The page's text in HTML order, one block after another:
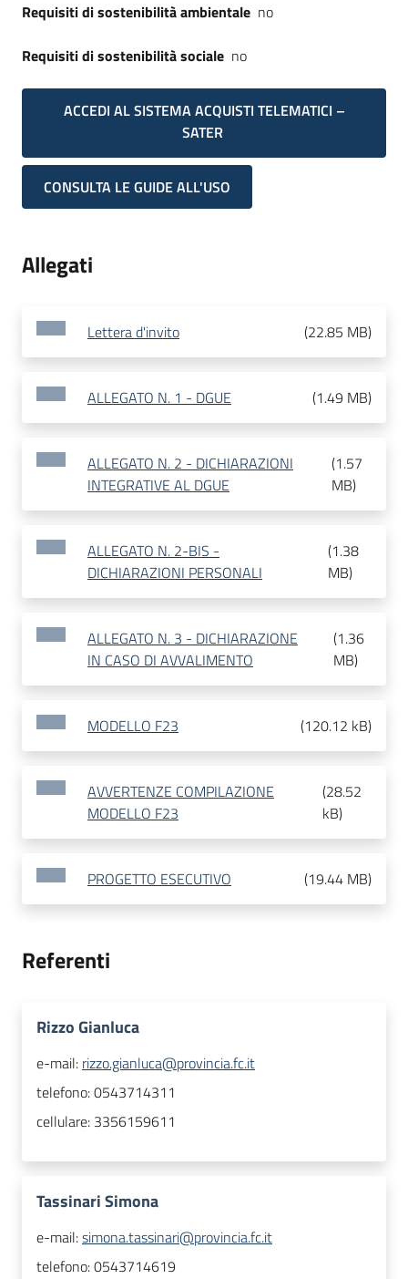
Requisiti di sostenibilità ambientale no
Requisiti di sostenibilità sociale no
ACCEDI AL SISTEMA ACQUISTI TELEMATICI –
SATER
CONSULTA LE GUIDE ALL'USO
Allegati
Lettera d'invito (22.85 MB)
ALLEGATO N. 1 - DGUE (1.49 MB)
ALLEGATO N. 2 - DICHIARAZIONI
INTEGRATIVE AL DGUE
(1.57
MB)
ALLEGATO N. 2-BIS -
DICHIARAZIONI PERSONALI
(1.38
MB)
ALLEGATO N. 3 - DICHIARAZIONE
IN CASO DI AVVALIMENTO
(1.36
MB)
MODELLO F23 (120.12 kB)
AVVERTENZE COMPILAZIONE
MODELLO F23
(28.52
kB)
PROGETTO ESECUTIVO (19.44 MB)
Referenti
Rizzo Gianluca
e-mail: rizzo.gianluca@provincia.fc.it
telefono:0543714311
cellulare: 3356159611
Tassinari Simona
e-mail:simona.tassinari@provincia.fc.it
telefono:0543714619